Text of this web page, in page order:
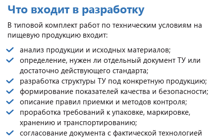
Что входит в разработку
В типовой комплект работ по техническим условиям на
пищевую продукцию входит:
анализ продукции и исходных материалов;
определение, нужен ли отдельный документ ТУ или
достаточно действующего стандарта;
разработка структуры ТУ под конкретную продукцию;
формирование показателей качества и безопасности;
описание правил приемки и методов контроля;
проработка требований к упаковке, маркировке,
хранению и транспортированию;
согласование документа с фактической технологией